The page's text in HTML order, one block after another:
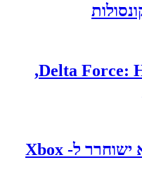
טריילר חדש ל- Delta Force: Hawk Ops,
Black Myth Wukong לא ישוחרר ל- Xbox